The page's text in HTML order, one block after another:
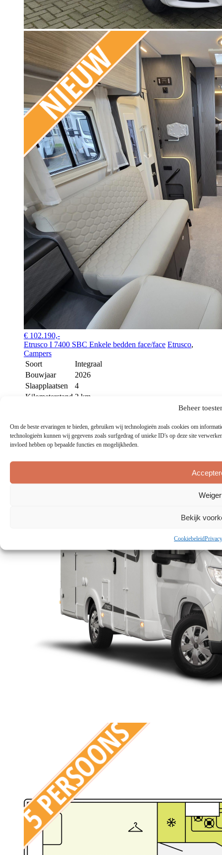
Beheer
Om de beste ervaringen te bieden, gebruiken wij technologieën zoals cookies om
technologieën kunnen wij gegevens zoals surfgedrag of unieke ID's op deze site
invloed hebben op bepaalde functies en mogelijkheden.
Weiger
Bekijk
Cookiebeleid
€ 102.190,-
Etrusco I 7400 SBC Enkele bedden face/face Etrusco,
Campers
Soort
Integraal
Bouwjaar
2026
Slaapplaatsen
4
Kilometerstand 2 km